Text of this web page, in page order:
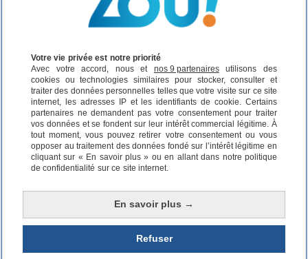
Votre vie privée est notre priorité
Avec votre accord, nous et nos 9 partenairesutilisons des
cookies ou technologies similaires pour stocker, consulter et
traiter des données personnelles telles que votre visite sur ce site
internet, les adresses IP et les identifiants de cookie. Certains
partenaires ne demandent pas votre consentement pour traiter
vos données et se fondent sur leur intérêt commercial légitime. À
tout moment, vous pouvez retirer votre consentement ou vous
opposer au traitement des données fondé sur l’intérêt légitime en
cliquant sur « En savoir plus » ou en allant dans notre politique
de confidentialité sur ce site internet.
En savoir plus →
Refuser
Itinéraire Horaire
Départ :
Arrivée :
Date :Aujourd’hui, 09h
Lancer la recherche
Cela pourrait vous intéresser